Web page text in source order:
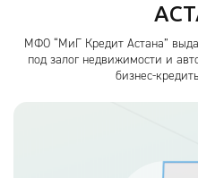
МФО “МиГ Кредит Астана”
под залог недвижимости и
бизнес-